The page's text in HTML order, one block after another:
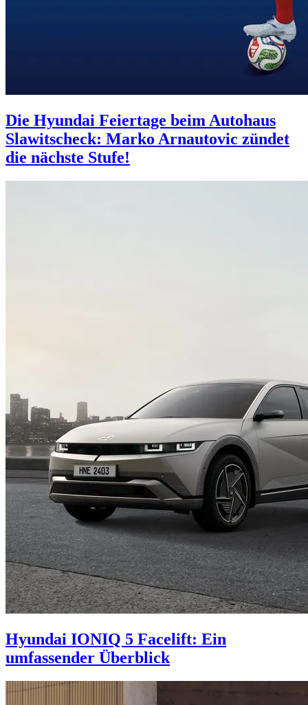
Die Hyundai Feiertage beim Autohaus
Slawitscheck: Marko Arnautovic zündet
die nächste Stufe!
Hyundai IONIQ 5 Facelift: Ein
umfassender Überblick